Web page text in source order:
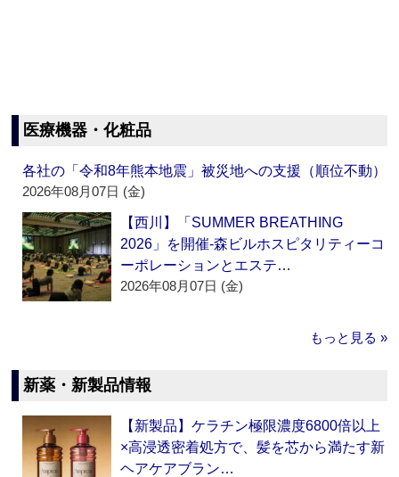
医療機器・化粧品
各社の「令和8年熊本地震」被災地への支援（順位不動）
2026年08月07日 (金)
【西川】「SUMMER BREATHING
2026」を開催‐森ビルホスピタリティーコ
ーポレーションとエステ…
2026年08月07日 (金)
もっと見る »
新薬・新製品情報
【新製品】ケラチン極限濃度6800倍以上
×高浸透密着処方で、髪を芯から満たす新
ヘアケアブラン…